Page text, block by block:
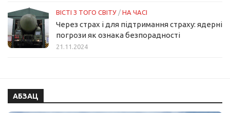
ВІСТІ З ТОГО СВІТУ / НА ЧАСІ
Через страх і для підтримання страху: ядерні
погрози як ознака безпорадності
21.11.2024
АБЗАЦ